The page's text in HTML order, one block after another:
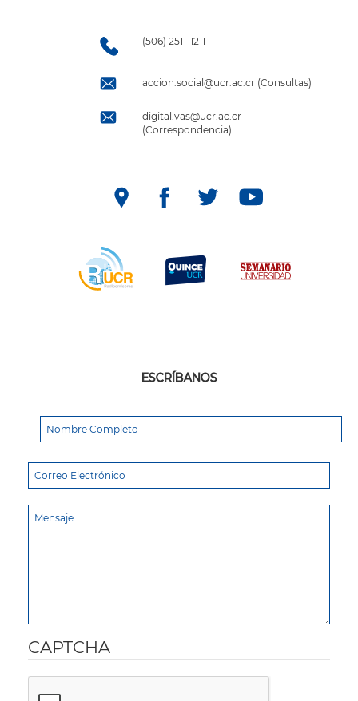
(506) 2511-1211
accion.social@ucr.ac.cr (Consultas)
digital.vas@ucr.ac.cr
(Correspondencia)
ESCRÍBANOS
CAPTCHA